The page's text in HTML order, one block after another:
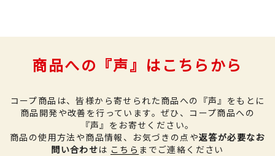
商品への『声』はこちらから
コープ商品は、皆様から寄せられた商品への『声』をもとに
商品開発や改善を行っています。 ぜひ、コープ商品への
『声』をお寄せください。
商品の使用方法や商品情報、お気づきの点や返答が必要なお
問い合わせは こちら までご連絡ください